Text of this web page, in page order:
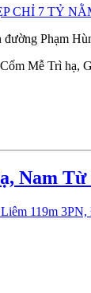
đường Phạm
Mễ Trì hạ,
Nam